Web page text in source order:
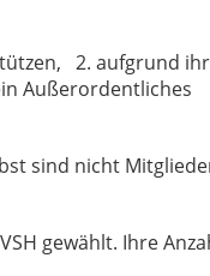
2. aufgrund
Außerordentliches
sind nicht
gewählt. Ihre